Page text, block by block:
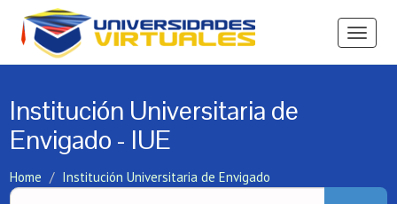
Ver
Institución Universitaria de
Envigado - IUE
Home Institución Universitaria de Envigado